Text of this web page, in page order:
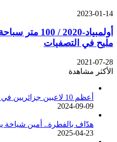
2023-01-14
أولمبياد-2020
مليح في التصفيات
2021-07-28
الأكثر مشاهدة
أعظم 10 لاعبين جزائريين في تاريخ كرة القدم
2024-09-09
هدّاف بالفطرة.. أمين شياخة
2025-04-23